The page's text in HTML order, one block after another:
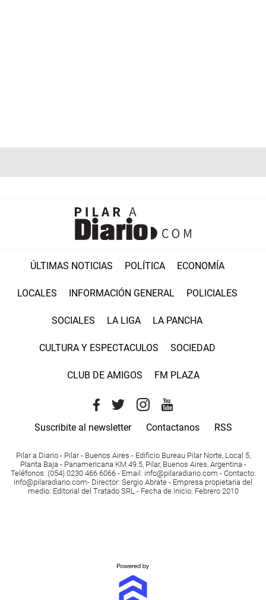
ÚLTIMAS NOTICIAS POLÍTICA ECONOMÍA
LOCALES INFORMACIÓN GENERAL POLICIALES
SOCIALES LA LIGA LA PANCHA
CULTURA Y ESPECTACULOS SOCIEDAD
CLUB DE AMIGOS FM PLAZA
Suscribite al newsletter Contactanos RSS
Pilar a Diario - Pilar - Buenos Aires - Edificio Bureau Pilar Norte, Local 5,
Planta Baja - Panamericana KM 49.5, Pilar, Buenos Aires, Argentina -
Teléfonos: (054) 0230 466 6066 - Email : info@pilaradiario.com - Contacto:
info@pilaradiario.com- Director: Sergio Abrate - Empresa propietaria del
medio: Editorial del Tratado SRL - Fecha de Inicio: Febrero 2010